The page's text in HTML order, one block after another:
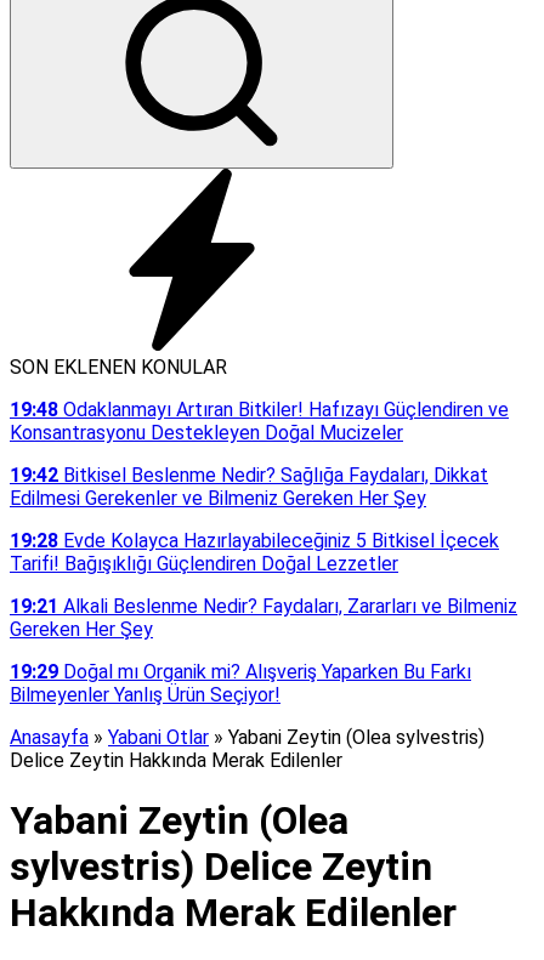
SON EKLENEN KONULAR
19:48 Odaklanmayı Artıran Bitkiler! Hafızayı Güçlendiren ve
Konsantrasyonu Destekleyen Doğal Mucizeler
19:42 Bitkisel Beslenme Nedir? Sağlığa Faydaları, Dikkat
Edilmesi Gerekenler ve Bilmeniz Gereken Her Şey
19:28 Evde Kolayca Hazırlayabileceğiniz 5 Bitkisel İçecek
Tarifi! Bağışıklığı Güçlendiren Doğal Lezzetler
19:21 Alkali Beslenme Nedir? Faydaları, Zararları ve Bilmeniz
Gereken Her Şey
19:29 Doğal mı Organik mi? Alışveriş Yaparken Bu Farkı
Bilmeyenler Yanlış Ürün Seçiyor!
Anasayfa » Yabani Otlar » Yabani Zeytin (Olea sylvestris)
Delice Zeytin Hakkında Merak Edilenler
Yabani Zeytin (Olea
sylvestris) Delice Zeytin
Hakkında Merak Edilenler